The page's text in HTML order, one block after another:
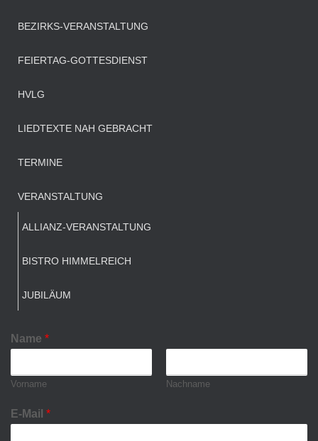
BEZIRKS-VERANSTALTUNG
FEIERTAG-GOTTESDIENST
HVLG
LIEDTEXTE NAH GEBRACHT
TERMINE
VERANSTALTUNG
ALLIANZ-VERANSTALTUNG
BISTRO HIMMELREICH
JUBILÄUM
Name *
Vorname Nachname
E-Mail *